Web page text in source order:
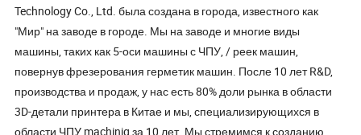
Technology Co., Ltd. была создана в города, известного как
"Мир" на заводе в городе. Мы на заводе и многие виды
машины, таких как 5-оси машины с ЧПУ, / реек машин,
повернув фрезерования герметик машин. После 10 лет R&D,
производства и продаж, у нас есть 80% доли рынка в области
3D-детали принтера в Китае и мы, специализирующихся в
области ЧПУ machinig за 10 лет. Мы стремимся к созданию